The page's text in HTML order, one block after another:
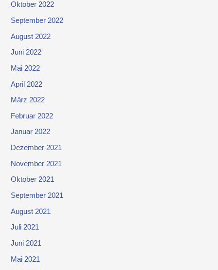
Oktober 2022
September 2022
August 2022
Juni 2022
Mai 2022
April 2022
März 2022
Februar 2022
Januar 2022
Dezember 2021
November 2021
Oktober 2021
September 2021
August 2021
Juli 2021
Juni 2021
Mai 2021